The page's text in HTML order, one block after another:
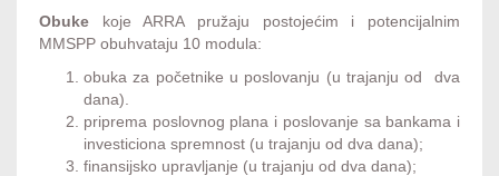
Obuke koje ARRA pružaju postojećim i potencijalnim
MMSPP obuhvataju 10 modula:
obuka za početnike u poslovanju (u trajanju od dva
dana).
priprema poslovnog plana i poslovanje sa bankama i
investiciona spremnost (u trajanju od dva dana);
finansijsko upravljanje (u trajanju od dva dana);